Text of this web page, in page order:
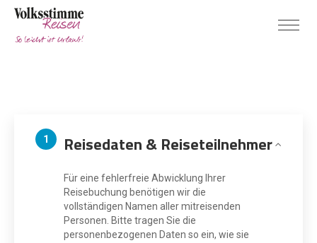
1 Reisedaten & Reiseteilnehmer
Für eine fehlerfreie Abwicklung Ihrer
Reisebuchung benötigen wir die
vollständigen Namen aller mitreisenden
Personen. Bitte tragen Sie die
personenbezogenen Daten so ein, wie sie